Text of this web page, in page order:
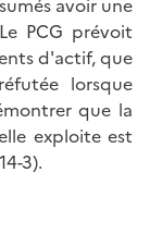
PCG prévoit
d'actif, que
lorsque
que la
exploite est
3).